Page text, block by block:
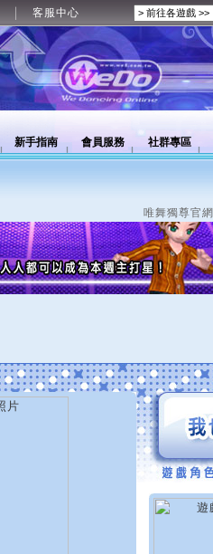
客服中心
新手指南 會員服務 社群專區
唯舞獨尊官網